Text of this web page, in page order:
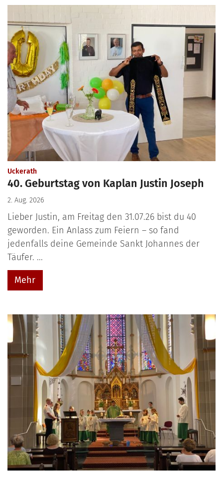
Uckerath:
40. Geburtstag von Kaplan Justin Joseph
2. Aug. 2026
Lieber Justin, am Freitag den 31.07.26 bist du 40
geworden. Ein Anlass zum Feiern – so fand
jedenfalls deine Gemeinde Sankt Johannes der
Täufer. ...
Mehr